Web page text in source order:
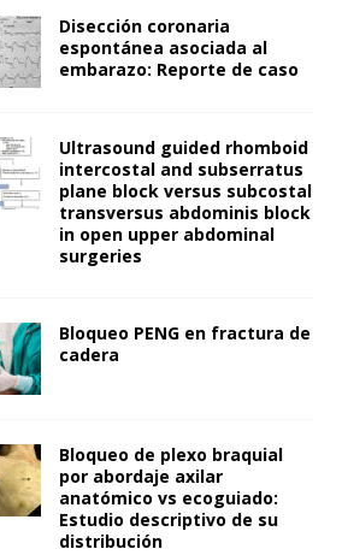
Disección coronaria
espontánea asociada al
embarazo: Reporte de caso
Ultrasound guided rhomboid
intercostal and subserratus
plane block versus subcostal
transversus abdominis block
in open upper abdominal
surgeries
Bloqueo PENG en fractura de
cadera
Bloqueo de plexo braquial
por abordaje axilar
anatómico vs ecoguiado:
Estudio descriptivo de su
distribución